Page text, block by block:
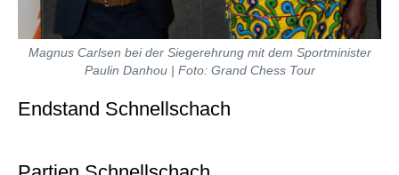
Magnus Carlsen bei der Siegerehrung mit dem Sportminister
Paulin Danhou | Foto: Grand Chess Tour
Endstand Schnellschach